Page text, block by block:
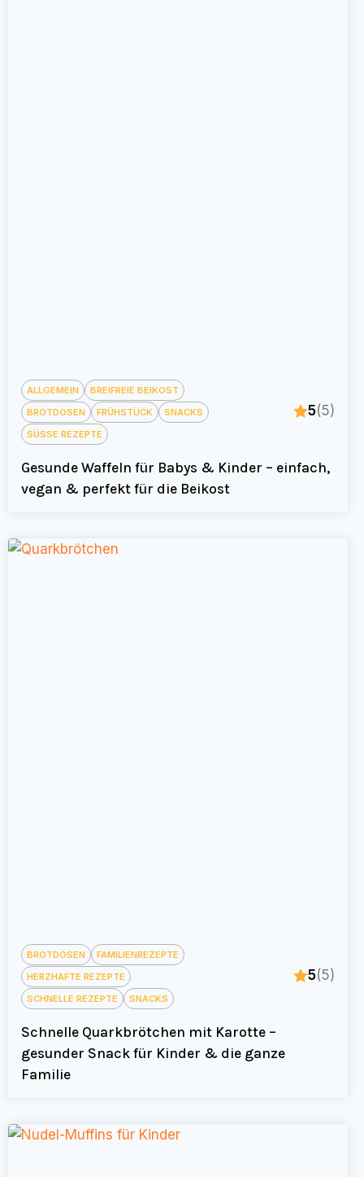
ALLGEMEIN
BREIFREIE BEIKOST
BROTDOSEN
FRÜHSTÜCK
SNACKS
SÜSSE REZEPTE
5(5)
Gesunde Waffeln für Babys & Kinder – einfach,
vegan & perfekt für die Beikost
BROTDOSEN
FAMILIENREZEPTE
HERZHAFTE REZEPTE
SCHNELLE REZEPTE
SNACKS
5(5)
Schnelle Quarkbrötchen mit Karotte –
gesunder Snack für Kinder & die ganze
Familie